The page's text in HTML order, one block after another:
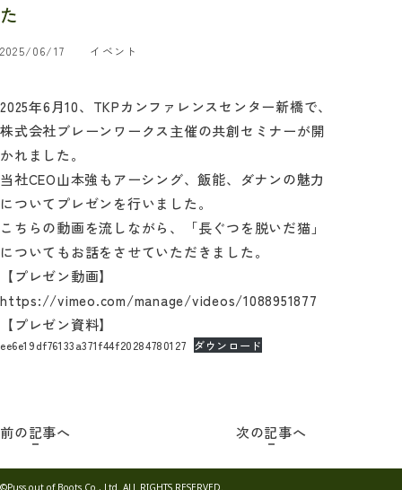
た
2025/06/17 イベント
2025年6月10、TKPカンファレンスセンター新橋で、
株式会社ブレーンワークス主催の共創セミナーが開
かれました。
当社CEO山本強もアーシング、飯能、ダナンの魅力
についてプレゼンを行いました。
こちらの動画を流しながら、「長ぐつを脱いだ猫」
についてもお話をさせていただきました。
【プレゼン動画】
https://vimeo.com/manage/videos/1088951877
【プレゼン資料】
ee6e19df76133a371f44f20284780127 ダウンロード
前の記事へ 次の記事へ
©Puss out of Boots Co., Ltd. ALL RIGHTS RESERVED.